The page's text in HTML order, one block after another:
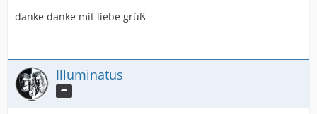
danke danke mit liebe grüß
Illuminatus
☂